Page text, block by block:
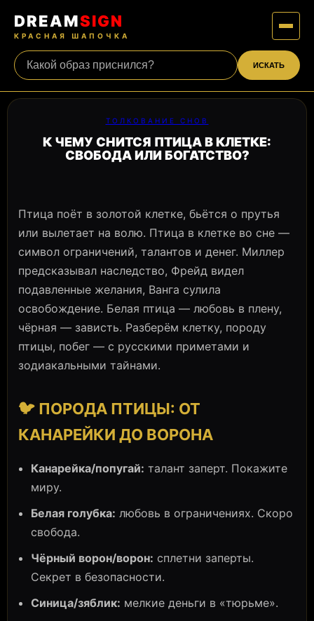
DREAMSIGN
КРАСНАЯ ШАПОЧКА
ИСКАТЬ
ТОЛКОВАНИЕ СНОВ
К ЧЕМУ СНИТСЯ ПТИЦА В КЛЕТКЕ:
СВОБОДА ИЛИ БОГАТСТВО?
Птица поёт в золотой клетке, бьётся о прутья
или вылетает на волю. Птица в клетке во сне —
символ ограничений, талантов и денег. Миллер
предсказывал наследство, Фрейд видел
подавленные желания, Ванга сулила
освобождение. Белая птица — любовь в плену,
чёрная — зависть. Разберём клетку, породу
птицы, побег — с русскими приметами и
зодиакальными тайнами.
🐦 ПОРОДА ПТИЦЫ: ОТ
КАНАРЕЙКИ ДО ВОРОНА
Канарейка/попугай: талант заперт. Покажите
миру.
Белая голубка: любовь в ограничениях. Скоро
свобода.
Чёрный ворон/ворон: сплетни заперты.
Секрет в безопасности.
Синица/зяблик: мелкие деньги в «тюрьме».